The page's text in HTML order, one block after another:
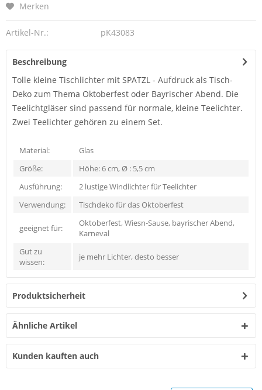
Merken
Artikel-Nr.: pK43083
Beschreibung
Tolle kleine Tischlichter mit SPATZL - Aufdruck als Tisch-
Deko zum Thema Oktoberfest oder Bayrischer Abend. Die
Teelichtgläser sind passend für normale, kleine Teelichter.
Zwei Teelichter gehören zu einem Set.
Material:
Glas
Größe:
Höhe: 6 cm, Ø : 5,5 cm
Ausführung:
2 lustige Windlichter für Teelichter
Verwendung:
Tischdeko für das Oktoberfest
geeignet für:
Oktoberfest, Wiesn-Sause, bayrischer Abend,
Karneval
Gut zu
wissen:
je mehr Lichter, desto besser
Produktsicherheit
Ähnliche Artikel
Kunden kauften auch